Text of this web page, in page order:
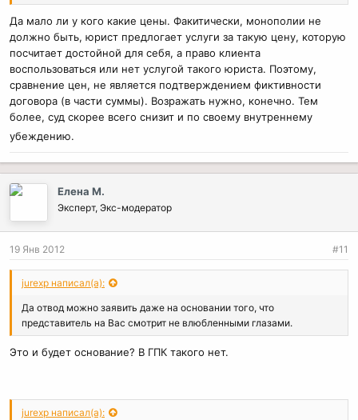
Да мало ли у кого какие цены. Факитически, монополии не
должно быть, юрист предлогает услуги за такую цену, которую
посчитает достойной для себя, а право клиента
воспользоваться или нет услугой такого юриста. Поэтому,
сравнение цен, не является подтверждением фиктивности
договора (в части суммы). Возражать нужно, конечно. Тем
более, суд скорее всего снизит и по своему внутреннему
убеждению.
Елена М.
Эксперт, Экс-модератор
19 Янв 2012 #11
jurexp написал(а):
Да отвод можно заявить даже на основании того, что
представитель на Вас смотрит не влюбленными глазами.
Это и будет основание? В ГПК такого нет.
jurexp написал(а):